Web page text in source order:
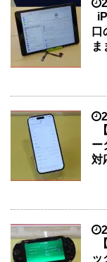
口
ま
ー
対
ッ